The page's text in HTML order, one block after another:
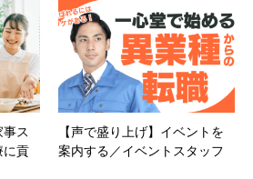
事ス
に貢
【声で盛り上げ】イベントを
案内する／イベントスタッフ